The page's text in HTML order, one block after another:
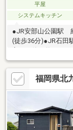
平屋
システムキッチン
●JR安部山公園駅
(徒歩36分)●JR石田
入口』停 約780m
分)●湯川中学校
279m (徒歩4分)●
福岡県北